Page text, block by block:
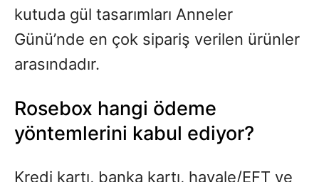
kutuda gül tasarımları Anneler
Günü’nde en çok sipariş verilen ürünler
arasındadır.
Rosebox hangi ödeme
yöntemlerini kabul ediyor?
Kredi kartı, banka kartı, havale/EFT ve